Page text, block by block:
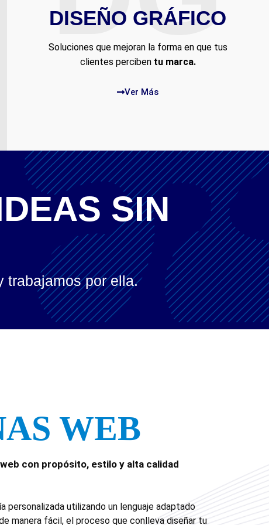
DISEÑO GRÁFICO
Soluciones que mejoran la forma en que tus
clientes perciben tu marca.
Ver Más
SIN
trabajamos por ella.
WEB
con propósito, estilo y alta calidad
personalizada utilizando un lenguaje adaptado
manera fácil, el proceso que conlleva diseñar tu